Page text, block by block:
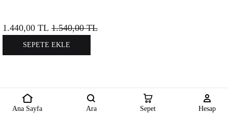
1.440,00 TL 1.540,00TL
SEPETE EKLE
Ana Sayfa Ara Sepet Hesap